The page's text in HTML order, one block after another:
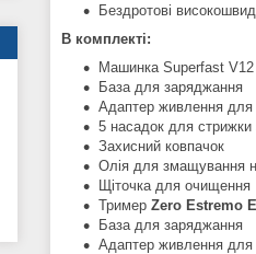
Бездротові
В комплекті:
Машинка Superfast V12
База для заряджання
Адаптер живлення для
5 насадок для
Захисний ковпачок
Олія для змащування
Щіточка для очищення
Тример Zero Estremo
База для заряджання
Адаптер живлення для